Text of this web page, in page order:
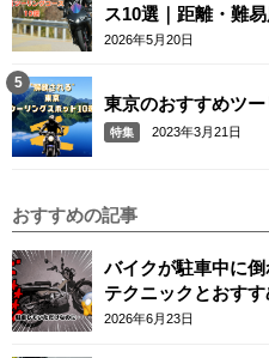
ス10選｜距離・難
2026年5月20日
東京のおすすめツ
特集 2023年3月21日
おすすめの記事
バイクが駐車中に
テクニックとおすす
2026年6月23日